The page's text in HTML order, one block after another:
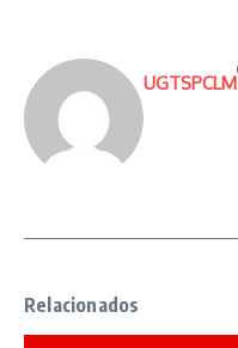
UGTSPCLM
Relacionados